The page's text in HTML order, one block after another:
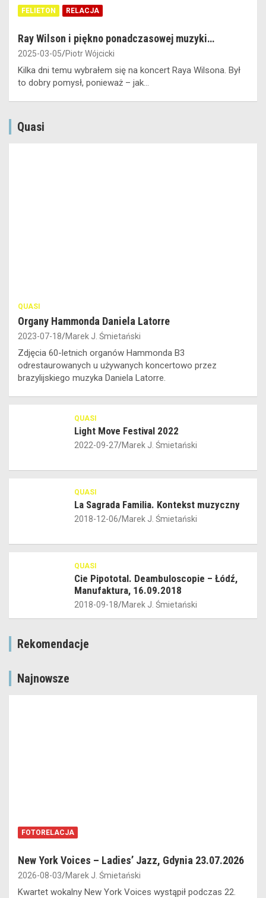
FELIETON RELACJA
Ray Wilson i piękno ponadczasowej muzyki…
2025-03-05 Piotr Wójcicki
Kilka dni temu wybrałem się na koncert Raya Wilsona. Był
to dobry pomysł, ponieważ – jak…
Quasi
QUASI
Organy Hammonda Daniela Latorre
2023-07-18 Marek J. Śmietański
Zdjęcia 60-letnich organów Hammonda B3
odrestaurowanych u używanych koncertowo przez
brazylijskiego muzyka Daniela Latorre.
QUASI
Light Move Festival 2022
2022-09-27 Marek J. Śmietański
QUASI
La Sagrada Familia. Kontekst muzyczny
2018-12-06 Marek J. Śmietański
QUASI
Cie Pipototal. Deambuloscopie – Łódź,
Manufaktura, 16.09.2018
2018-09-18 Marek J. Śmietański
Rekomendacje
Najnowsze
FOTORELACJA
New York Voices – Ladies’ Jazz, Gdynia 23.07.2026
2026-08-03 Marek J. Śmietański
Kwartet wokalny New York Voices wystąpił podczas 22.